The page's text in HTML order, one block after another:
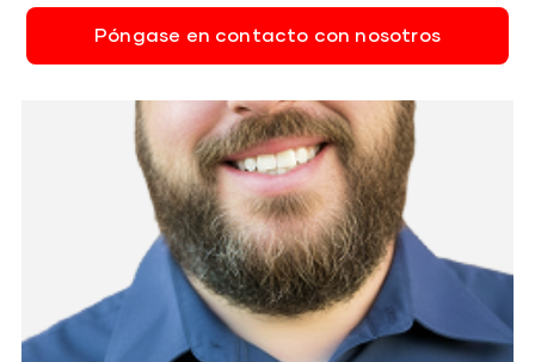
Póngase en contacto con nosotros